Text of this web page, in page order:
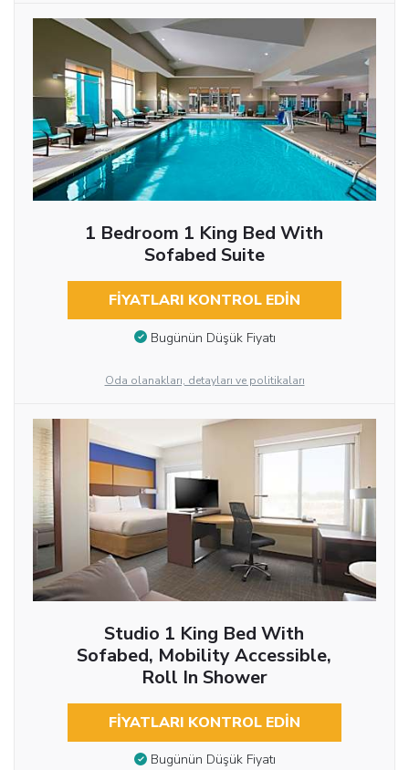
1 Bedroom 1 King Bed With
Sofabed Suite
FIYATLARI KONTROL EDIN
Bugünün Düşük Fiyatı
Oda olanakları, detayları ve politikaları
Studio 1 King Bed With
Sofabed, Mobility Accessible,
Roll In Shower
FIYATLARI KONTROL EDIN
Bugünün Düşük Fiyatı